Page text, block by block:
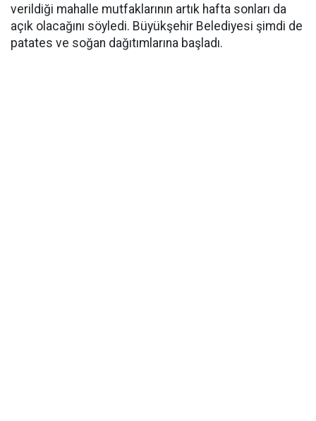
verildiği mahalle mutfaklarının artık hafta sonları da
açık olacağını söyledi. Büyükşehir Belediyesi şimdi de
patates ve soğan dağıtımlarına başladı.